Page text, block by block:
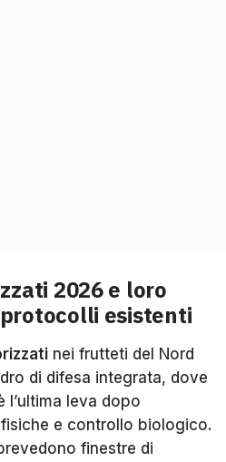
2026 e loro
esistenti
nei frutteti del Nord
di difesa integrata, dove
l’ultima leva dopo
e controllo biologico.
finestre di